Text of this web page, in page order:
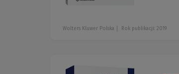
Wolters Kluwer Polska Rok publikacji: 2019